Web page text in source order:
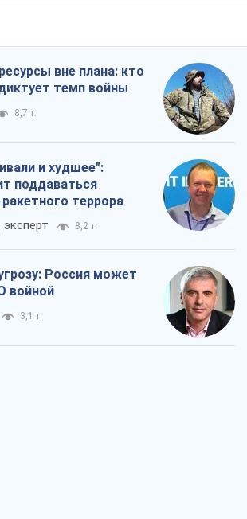
вне плана: кто
темп войны
8,7 т.
и худшее":
поддаваться
террора
8,2 т.
Россия может
войной
3,1 т.